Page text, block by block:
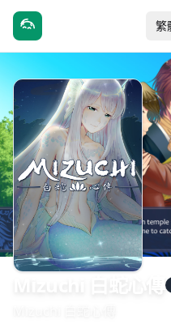
繁
Mizuchi 白蛇心傳